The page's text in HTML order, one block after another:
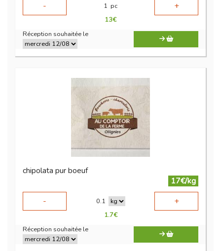
-
1 pc +
13€
Réception souhaitée le
chipolata pur boeuf
17€/kg
-
0.1 +
1.7€
Réception souhaitée le